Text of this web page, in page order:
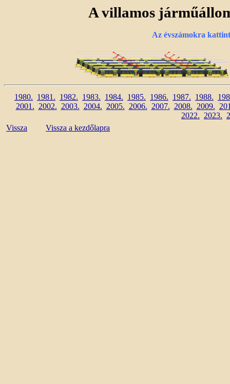
A villamos
Az évszámokra
1980. 1981. 1982. 1983. 1984. 1985. 1986. 1987. 1988.
2001. 2002. 2003. 2004. 2005. 2006. 2007. 2008. 2009.
2022. 2023.
Vissza
Vissza a kezdőlapra